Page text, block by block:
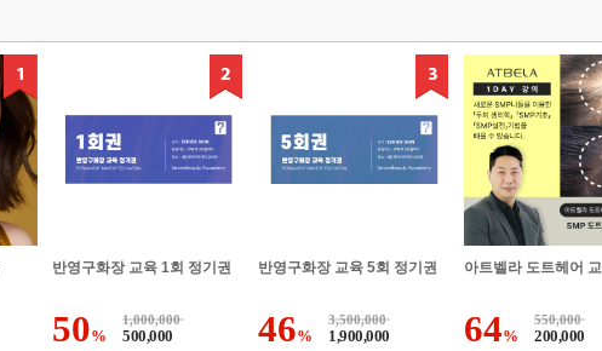
반영구화장 교육 1회 정기권
50%
1,000,000
500,000
반영구화장 교육 5회 정기권
46%
3,500,000
1,900,000
아트벨라 도트헤어
64%
550,000
200,000